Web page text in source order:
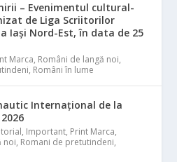
– Evenimentul cultural-
de Liga Scriitorilor
Iași Nord-Est, în data de 25
Marca, Români de langă noi,
, Români în lume
Internațional de la
, Important, Print Marca,
noi, Romani de pretutindeni,